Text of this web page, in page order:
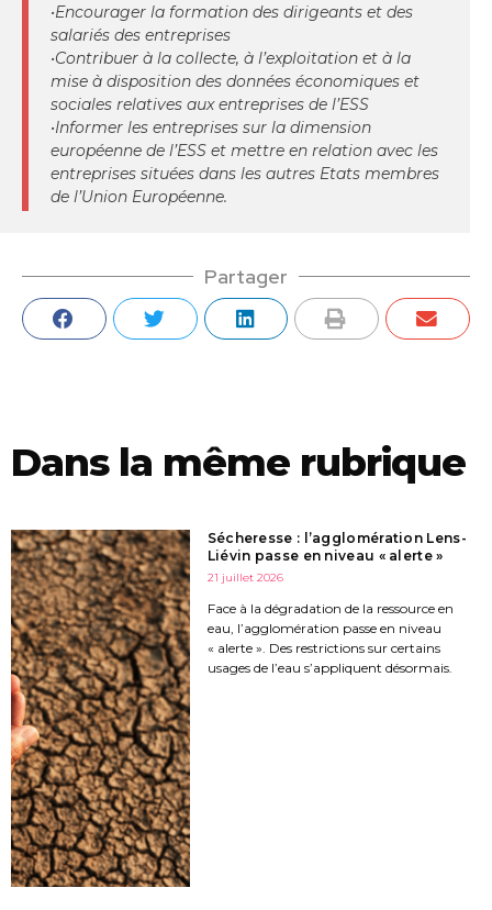
•Encourager la formation des dirigeants et des
salariés des entreprises
•Contribuer à la collecte, à l’exploitation et à la
mise à disposition des données économiques et
sociales relatives aux entreprises de l’ESS
•Informer les entreprises sur la dimension
européenne de l’ESS et mettre en relation avec les
entreprises situées dans les autres Etats membres
de l’Union Européenne.
Partager
Dans la même rubrique
Sécheresse : l’agglomération Lens-
Liévin passe en niveau « alerte »
21 juillet 2026
Face à la dégradation de la ressource en
eau, l’agglomération passe en niveau
« alerte ». Des restrictions sur certains
usages de l’eau s’appliquent désormais.